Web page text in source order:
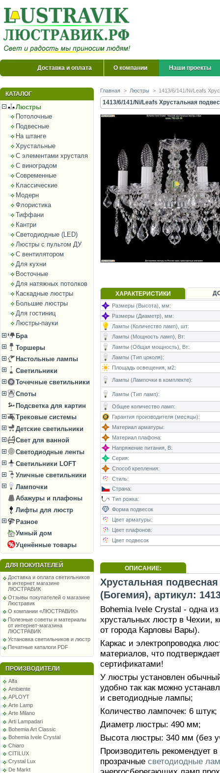
Доставка и оплата О компании Наши проекты
КАТАЛОГ
Люстры
Потолочные
Подвесные
На штанге
Хрустальные
С элементами хрусталя
С виноградом
Современные
Классические
Модерн
Флористика
Тиффани
Кантри
Светодиодные (LED)
Люстры с пультом ДУ
С вентилятором
Для кухни
Восточные
Для натяжных потолков
Каскадные люстры
Большие люстры
Для гостиниц
Люстры-пауки
Бра
Торшеры
Настольные лампы
Светильники
Точечные светильники
Споты
Подсветка для картин
Трековые системы
Детские светильники
Свет для ванной
Светодиодные ленты
Светильники LOFT
Уличные светильники
Лампочки
Абажуры и плафоны
Лифты для люстр
Разное
Умный дом
Уценённые товары
ДЛЯ ПОКУПАТЕЛЕЙ
Доставка и оплата светильников
в интернет магазине
ЛЮСТРАВИК
Отзывы покупателей о магазине
Люстравик
О компании «ЛЮСТРАВИК»
Полезные советы и материалы
от интернет-магазина
ЛЮСТРАВИК
Установка светильников и люстр
Печатные каталоги PDF
ПРОИЗВОДИТЕЛИ
Alfa
Ambiente
APLOYT
Arte Lamp
Arte Milano
Arti Lampadari
Bohemia Art Classic
Bohemia Ivele Crystal
Chiaro
CITILUX
Crystal Lux
De Markt
Главная > Люстры > 1413/6/141/Ni/Leafs
1413/6/141/Ni/Leafs Хрустальная
ХАРАКТЕРИСТИКИ
Размеры (Высота), мм:
Размеры (Диаметр), мм:
Лампы (Количество ламп), шт:
Лампы (Мощность ламп), Вт:
Лампы (Общая мощность), Вт:
Лампы (Тип цоколя):
Площадь освещения, м2:
Лампы (Лампочки в комплекте):
Лампы (Тип ламп):
Общее количество ламп:
Гарантия производителя (месяцы):
Материал арматуры:
Материал плафона:
Напряжение питания, В:
Серия:
Способ крепления:
Стиль:
Страна:
Тип рожка:
Форма подвесок
Цвет арматуры:
Цвет плафонов:
Цвет подвесок
ОПИСАНИЕ:
Хрустальная
(Богемия), артикул:
Bohemia Ivele Crystal - одна
хрустальных люстр в Чехии,
от города Карловы Вары).
Каркас и электропроводка
материалов, что
сертификатами!
У люстры установлен
удобно так как можно
и светодиодные лампы;
Количество лампочек: 6 штук;
Диаметр люстры: 490 мм;
Высота люстры: 340 мм (без
Производитель рекомендует
прозрачные светодиодные